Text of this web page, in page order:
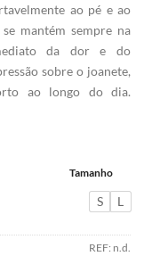
ao pé e ao
mantém sempre na
da dor e do
sobre o joanete,
ao longo do dia.
Tamanho
S L
REF: n.d.